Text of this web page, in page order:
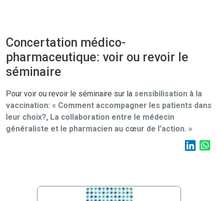
Concertation médico-
pharmaceutique: voir ou revoir le
séminaire
Pour voir ou revoir le séminaire sur la sensibilisation à la
vaccination: « Comment accompagner les patients dans
leur choix?, La collaboration entre le médecin
généraliste et le pharmacien au cœur de l’action. »